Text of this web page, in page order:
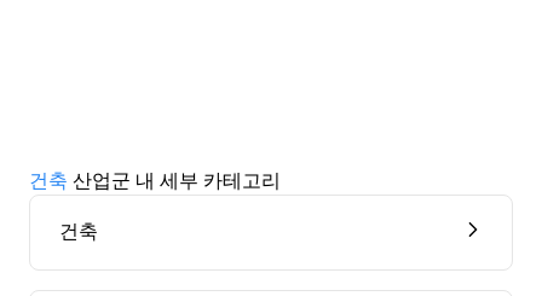
건축 산업군 내 세부 카테고리
건축